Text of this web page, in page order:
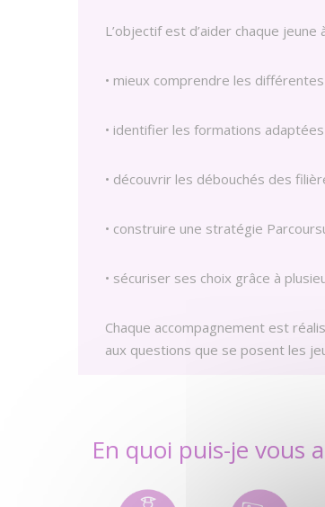
L’objectif est d’aider chaque jeune
• mieux comprendre les
• identifier les formations
• découvrir les débouchés des
• construire une stratégie
• sécuriser ses choix grâce à
Chaque accompagnement est
aux questions que se posent les
En quoi puis-je vous